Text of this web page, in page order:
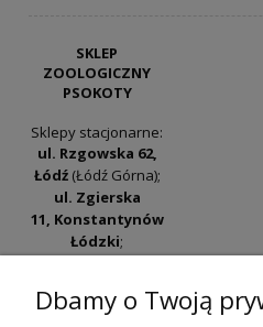
SKLEP
ZOOLOGICZNY
PSOKOTY
Sklepy stacjonarne:
ul. Rzgowska 62,
Łódź(Łódź Górna);
ul. Zgierska
11, Konstantynów
Łódzki;
Widzew).
Dbamy o Twoją